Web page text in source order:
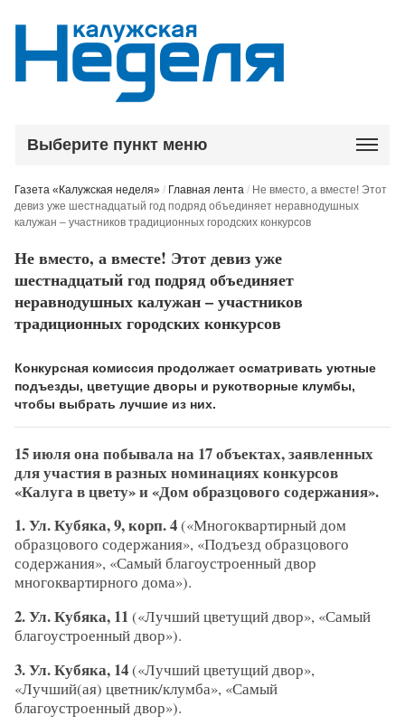
Выберите пункт меню
Газета «Калужская неделя» / Главная лента / Не вместо, а вместе! Этот
девиз уже шестнадцатый год подряд объединяет неравнодушных
калужан – участников традиционных городских конкурсов
Не вместо, а вместе! Этот девиз уже
шестнадцатый год подряд объединяет
неравнодушных калужан – участников
традиционных городских конкурсов
Конкурсная комиссия продолжает осматривать уютные
подъезды, цветущие дворы и рукотворные клумбы,
чтобы выбрать лучшие из них.
15 июля она побывала на 17 объектах, заявленных
для участия в разных номинациях конкурсов
«Калуга в цвету» и «Дом образцового содержания».
1. Ул. Кубяка, 9, корп. 4(«Многоквартирный дом
образцового содержания», «Подъезд образцового
содержания», «Самый благоустроенный двор
многоквартирного дома»).
2. Ул. Кубяка, 11(«Лучший цветущий двор», «Самый
благоустроенный двор»).
3. Ул. Кубяка, 14(«Лучший цветущий двор»,
«Лучший(ая) цветник/клумба», «Самый
благоустроенный двор»).